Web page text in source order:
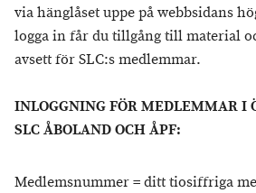
via hänglåset uppe på webbsidans
logga in får du tillgång till material
avsett för SLC:s medlemmar.
INLOGGNING FÖR MEDLEMMAR I
SLC ÅBOLAND OCH ÅPF:
Medlemsnummer = ditt tiosiffriga